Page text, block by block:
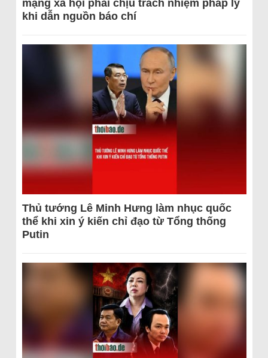
mạng xã hội phải chịu trách nhiệm pháp lý
khi dẫn nguồn báo chí
Thủ tướng Lê Minh Hưng làm nhục quốc
thể khi xin ý kiến chỉ đạo từ Tổng thống
Putin